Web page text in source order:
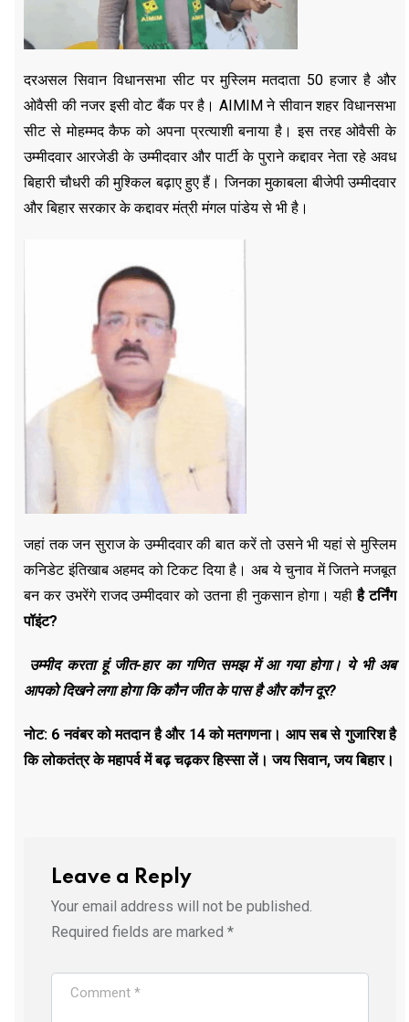
दरअसल सिवान विधानसभा सीट पर मुस्लिम मतदाता 50 हजार है और
ओवैसी की नजर इसी वोट बैंक पर है। AIMIM ने सीवान शहर विधानसभा
सीट से मोहम्मद कैफ को अपना प्रत्याशी बनाया है। इस तरह ओवैसी के
उम्मीदवार आरजेडी के उम्मीदवार और पार्टी के पुराने कद्दावर नेता रहे अवध
बिहारी चौधरी की मुश्किल बढ़ाए हुए हैं। जिनका मुकाबला बीजेपी उम्मीदवार
और बिहार सरकार के कद्दावर मंत्री मंगल पांडेय से भी है।
जहां तक जन सुराज के उम्मीदवार की बात करें तो उसने भी यहां से मुस्लिम
कनिडेट इंतिखाब अहमद को टिकट दिया है। अब ये चुनाव में जितने मजबूत
बन कर उभरेंगे राजद उम्मीदवार को उतना ही नुकसान होगा। यहीहै टर्निंग
पॉइंट?
उम्मीद करता हूं जीत-हार का गणित समझ में आ गया होगा। ये भी अब
आपको दिखने लगा होगा कि कौन जीत के पास है और कौन दूर?
नोट: 6 नवंबर को मतदान है और 14 को मतगणना। आप सब से गुजारिश है
कि लोकतंत्र के महापर्व में बढ़ चढ़कर हिस्सा लें। जय सिवान, जय बिहार।
Leave a Reply
Your email address will not be published.
Required fields are marked *